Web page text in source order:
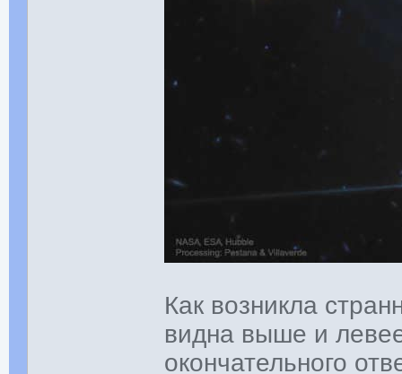
Как возникла
видна выше и
окончательного